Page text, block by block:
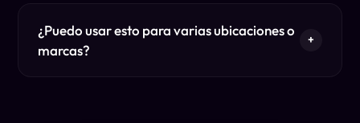
¿Puedo usar esto para varias ubicaciones o
marcas?
+